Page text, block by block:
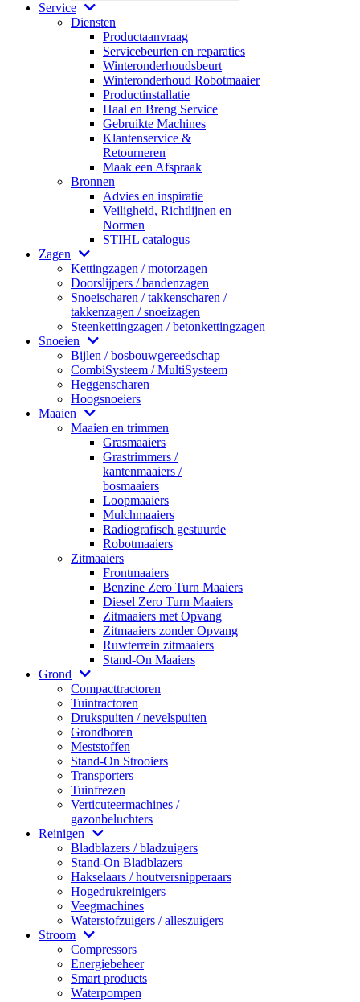
Service
Diensten
Productaanvraag
Servicebeurten en reparaties
Winteronderhoudsbeurt
Winteronderhoud Robotmaaier
Productinstallatie
Haal en Breng Service
Gebruikte Machines
Klantenservice &
Retourneren
Maak een Afspraak
Bronnen
Advies en inspiratie
Veiligheid, Richtlijnen en
Normen
STIHL catalogus
Zagen
Kettingzagen / motorzagen
Doorslijpers / bandenzagen
Snoeischaren / takkenscharen /
takkenzagen / snoeizagen
Steenkettingzagen / betonkettingzagen
Snoeien
Bijlen / bosbouwgereedschap
CombiSysteem / MultiSysteem
Heggenscharen
Hoogsnoeiers
Maaien
Maaien en trimmen
Grasmaaiers
Grastrimmers /
kantenmaaiers /
bosmaaiers
Loopmaaiers
Mulchmaaiers
Radiografisch gestuurde
Robotmaaiers
Zitmaaiers
Frontmaaiers
Benzine Zero Turn Maaiers
Diesel Zero Turn Maaiers
Zitmaaiers met Opvang
Zitmaaiers zonder Opvang
Ruwterrein zitmaaiers
Stand-On Maaiers
Grond
Compacttractoren
Tuintractoren
Drukspuiten / nevelspuiten
Grondboren
Meststoffen
Stand-On Strooiers
Transporters
Tuinfrezen
Verticuteermachines /
gazonbeluchters
Reinigen
Bladblazers / bladzuigers
Stand-On Bladblazers
Hakselaars / houtversnipperaars
Hogedrukreinigers
Veegmachines
Waterstofzuigers / alleszuigers
Stroom
Compressors
Energiebeheer
Smart products
Waterpompen